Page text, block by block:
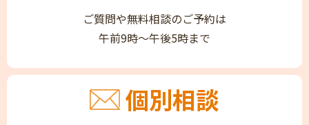
ご質問や無料相談のご予約は
午前9時～午後5時まで
個別相談